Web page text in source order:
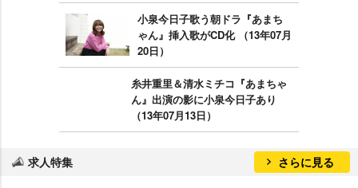
小泉今日子歌う朝ドラ『あまち
ゃん』挿入歌がCD化 （13年07月
20日）
糸井重里＆清水ミチコ『あまちゃ
ん』出演の影に小泉今日子あり
（13年07月13日）
求人特集 さらに見る